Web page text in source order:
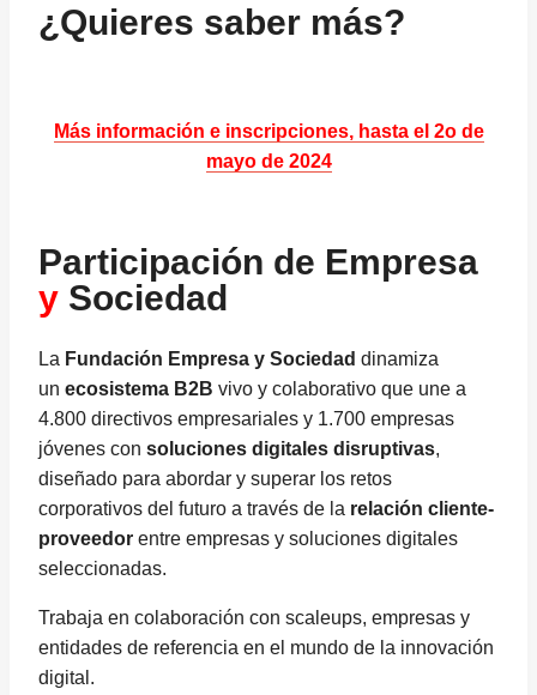
¿Quieres saber más?
Más información e inscripciones, hasta el 2o de
mayo de 2024
Participación de Empresa
y Sociedad
La Fundación Empresa y Sociedad dinamiza
un ecosistema B2B vivo y colaborativo que une a
4.800 directivos empresariales y 1.700 empresas
jóvenes con soluciones digitales disruptivas,
diseñado para abordar y superar los retos
corporativos del futuro a través de la relación cliente-
proveedor entre empresas y soluciones digitales
seleccionadas.
Trabaja en colaboración con scaleups, empresas y
entidades de referencia en el mundo de la innovación
digital.